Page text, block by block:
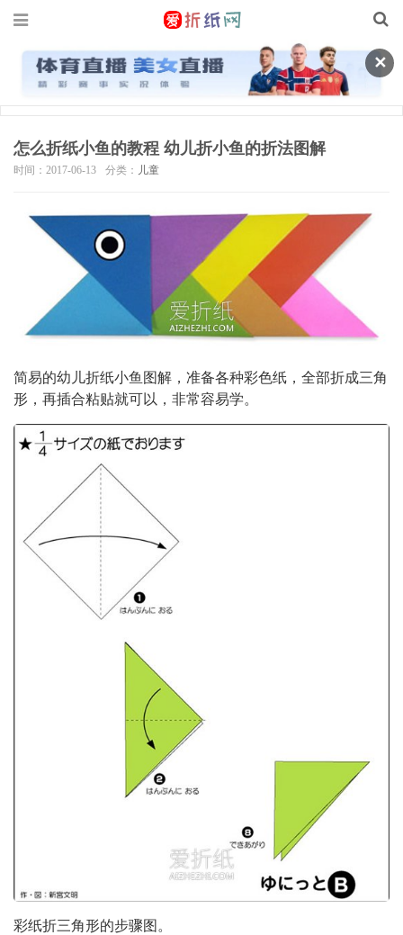
✕
怎么折纸小鱼的教程 幼儿折小鱼的折法图解
时间：2017-06-13 分类： 儿童
简易的幼儿折纸小鱼图解，准备各种彩色纸，全部折成三角
形，再插合粘贴就可以，非常容易学。
彩纸折三角形的步骤图。